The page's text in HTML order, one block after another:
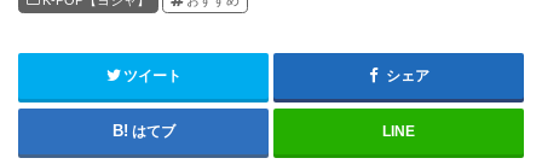
ツイート シェア
はてブ LINE